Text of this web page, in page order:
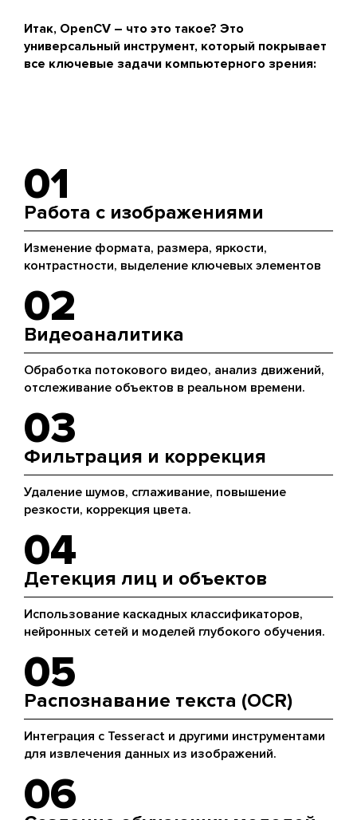
Итак, OpenCV – что это такое? Это
универсальный инструмент, который покрывает
все ключевые задачи компьютерного зрения:
01
Работа с изображениями
Изменение формата, размера, яркости,
контрастности, выделение ключевых элементов
02
Видеоаналитика
Обработка потокового видео, анализ движений,
отслеживание объектов в реальном времени.
03
Фильтрация и коррекция
Удаление шумов, сглаживание, повышение
резкости, коррекция цвета.
04
Детекция лиц и объектов
Использование каскадных классификаторов,
нейронных сетей и моделей глубокого обучения.
05
Распознавание текста (OCR)
Интеграция с Tesseract и другими инструментами
для извлечения данных из изображений.
06